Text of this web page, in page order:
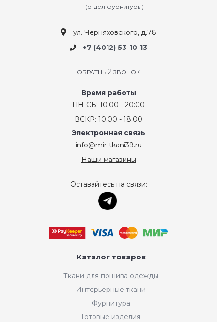
(отдел фурнитуры)
ул. Черняховского, д.78
+7 (4012) 53-10-13
ОБРАТНЫЙ ЗВОНОК
Время работы
ПН-СБ: 10:00 - 20:00
ВСКР: 10:00 - 18:00
Электронная связь
info@mir-tkani39.ru
Наши магазины
Оставайтесь на связи:
Каталог товаров
Ткани для пошива одежды
Интерьерные ткани
Фурнитура
Готовые изделия